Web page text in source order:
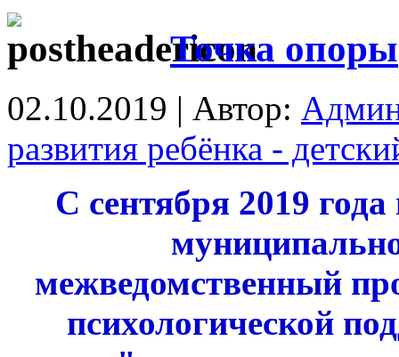
Точка опоры
02.10.2019 | Автор:
развития ребёнка -
С сентября 2019
межведомственный
психологической